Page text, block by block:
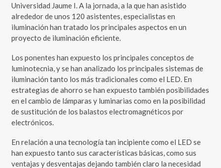
Universidad Jaume I. A la jornada, a la que han asistido
alrededor de unos 120 asistentes, especialistas en
iluminación han tratado los principales aspectos en un
proyecto de iluminación eficiente.
Los ponentes han expuesto los principales conceptos de
luminotecnia, y se han analizado los principales sistemas de
iluminación tanto los más tradicionales como el LED. En
estrategias de ahorro se han expuesto también posibilidades
en el cambio de lámparas y luminarias como en la posibilidad
de sustitución de los balastos electromagnéticos por
electrónicos.
En relación a una tecnología tan incipiente como el LED se
han expuesto tanto sus características básicas, como sus
ventajas y desventajas dejando también claro la necesidad